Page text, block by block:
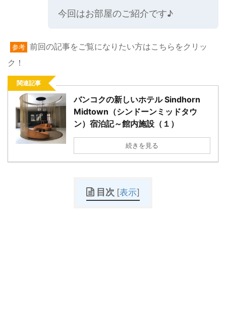
今回はお部屋のご紹介です♪
参考 前回の記事をご覧になりたい方はこちらをクリッ
ク！
関連記事
バンコクの新しいホテル Sindhorn
Midtown（シンドーンミッドタウ
ン）宿泊記～館内施設（１）
続きを見る
目次 [表示]